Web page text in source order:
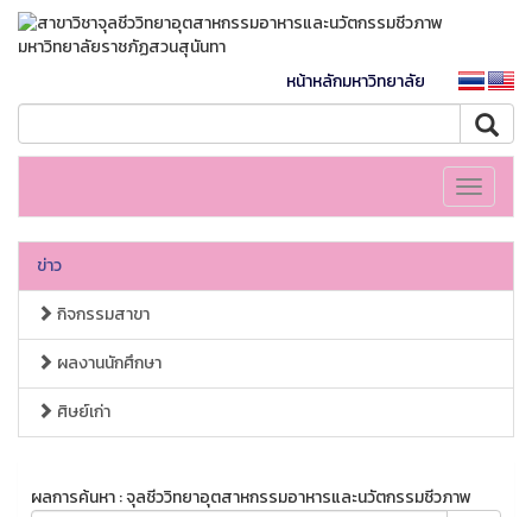
หน้าหลักมหาวิทยาลัย
Toggle
ข่าว
กิจกรรมสาขา
ผลงานนักศึกษา
ศิษย์เก่า
ผลการค้นหา : จุลชีววิทยาอุตสาหกรรมอาหารและนวัตกรรมชีวภาพ